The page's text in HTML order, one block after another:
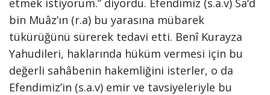
etmek istiyorum.” diyordu. Efendimiz (s.a.v) Sa‘d
bin Muâz’ın (r.a) bu yarasına mübarek
tükürüğünü sürerek tedavi etti. Benî Kurayza
Yahudileri, haklarında hüküm vermesi için bu
değerli sahâbenin hakemliğini isterler, o da
Efendimiz’in (s.a.v) emir ve tavsiyeleriyle bu